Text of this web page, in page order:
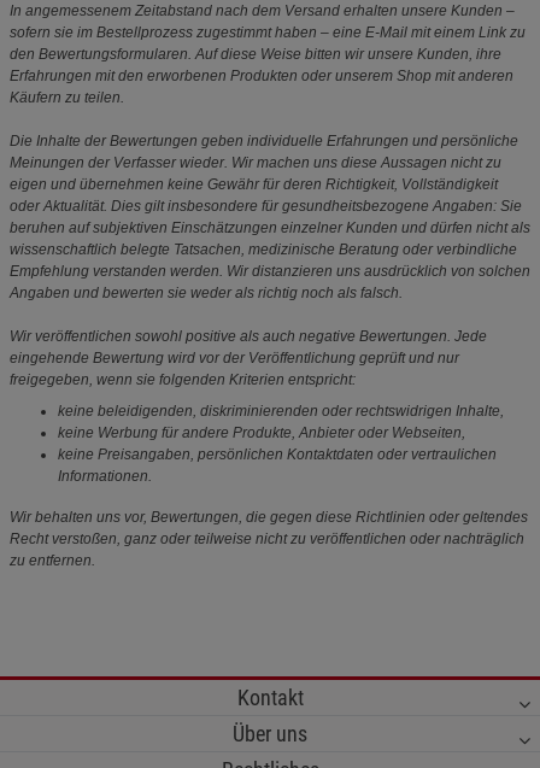
In angemessenem Zeitabstand nach dem Versand erhalten unsere Kunden –
sofern sie im Bestellprozess zugestimmt haben – eine E-Mail mit einem Link zu
den Bewertungsformularen. Auf diese Weise bitten wir unsere Kunden, ihre
Erfahrungen mit den erworbenen Produkten oder unserem Shop mit anderen
Käufern zu teilen.
Die Inhalte der Bewertungen geben individuelle Erfahrungen und persönliche
Meinungen der Verfasser wieder. Wir machen uns diese Aussagen nicht zu
eigen und übernehmen keine Gewähr für deren Richtigkeit, Vollständigkeit
oder Aktualität. Dies gilt insbesondere für gesundheitsbezogene Angaben: Sie
beruhen auf subjektiven Einschätzungen einzelner Kunden und dürfen nicht als
wissenschaftlich belegte Tatsachen, medizinische Beratung oder verbindliche
Empfehlung verstanden werden. Wir distanzieren uns ausdrücklich von solchen
Angaben und bewerten sie weder als richtig noch als falsch.
Wir veröffentlichen sowohl positive als auch negative Bewertungen. Jede
eingehende Bewertung wird vor der Veröffentlichung geprüft und nur
freigegeben, wenn sie folgenden Kriterien entspricht:
keine beleidigenden, diskriminierenden oder rechtswidrigen Inhalte,
keine Werbung für andere Produkte, Anbieter oder Webseiten,
keine Preisangaben, persönlichen Kontaktdaten oder vertraulichen
Informationen.
Wir behalten uns vor, Bewertungen, die gegen diese Richtlinien oder geltendes
Recht verstoßen, ganz oder teilweise nicht zu veröffentlichen oder nachträglich
zu entfernen.
Kontakt
Über uns